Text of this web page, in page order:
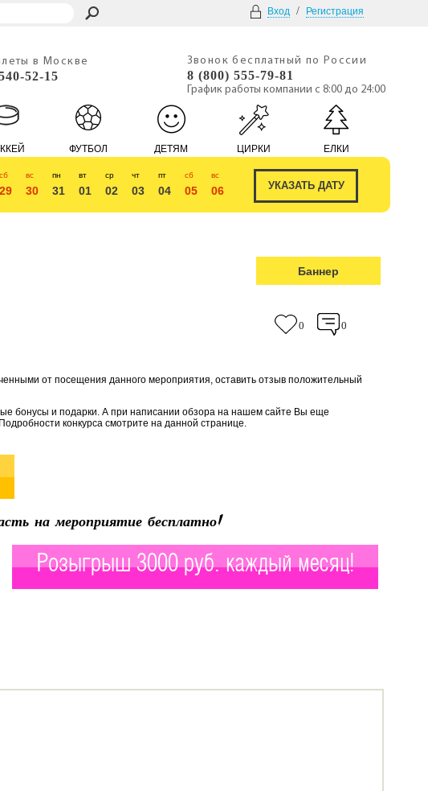
Вход / Регистрация
в Москве
52-15
Звонок бесплатный по России
8 (800) 555-79-81
График работы компании с 8:00 до 24:00
ФУТБОЛ ДЕТЯМ ЦИРКИ ЕЛКИ
сб
29
вс
30
пн
31
вт
01
ср
02
чт
03
пт
04
сб
05
вс
06
Баннер
0 0
от посещения данного мероприятия, оставить отзыв положительный
бонусы и подарки. А при написании обзора на нашем сайте Вы еще
конкурса смотрите на данной странице.
на мероприятие бесплатно!
Розыгрыш 3000 руб. каждый месяц!